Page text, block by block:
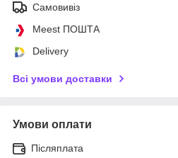
Самовивіз
Meest ПОШТА
Delivery
Всі умови доставки
Умови оплати
Післяплата